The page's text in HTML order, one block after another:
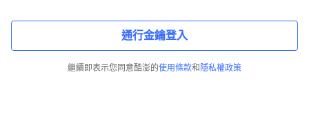
通行金鑰登入
繼續即表示您同意酷澎的使用條款和 隱私權政策